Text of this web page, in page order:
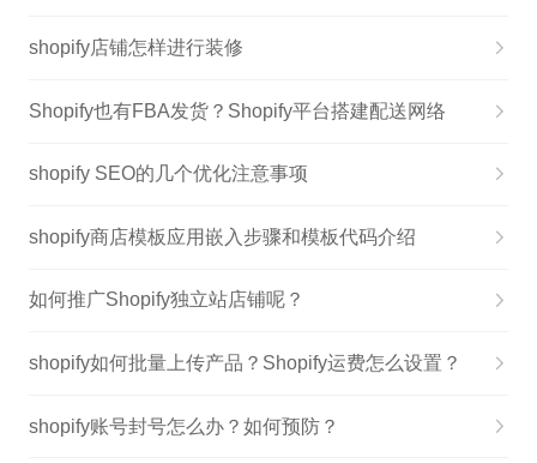
shopify店铺怎样进行装修
Shopify也有FBA发货？Shopify平台搭建配送网络
shopify SEO的几个优化注意事项
shopify商店模板应用嵌入步骤和模板代码介绍
如何推广Shopify独立站店铺呢？
shopify如何批量上传产品？Shopify运费怎么设置？
shopify账号封号怎么办？如何预防？